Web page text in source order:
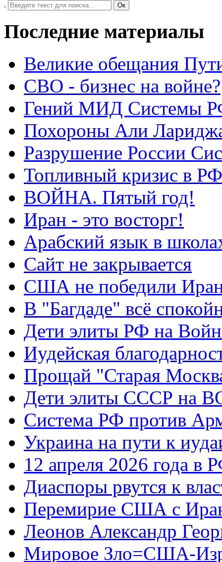
. Ок
Последние материалы
Великие обещания
СВО - бизнес на войне?
Гений МИД Системы
Похороны Али
Разрушение России
Топливный кризис в РФ
ВОЙНА. Пятый год!
Иран - это восторг!
Арабский язык в
Сайт не закрывается
США не победили
В "Багдаде" всё
Дети элиты РФ на
Иудейская
Прощай "Старая
Дети элиты СССР на
Система РФ против
Украина на пути к
12 апреля 2026 года в
Диаспоры рвутся к
Перемирие США с
Леонов Александр
Мировое Зло=США-